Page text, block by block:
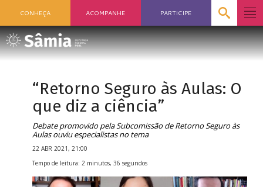
CONHEÇA ACOMPANHE PARTICIPE
“Retorno Seguro às Aulas: O
que diz a ciência”
Debate promovido pela Subcomissão de Retorno Seguro às
Aulas ouviu especialistas no tema
22 ABR 2021, 21:00
Tempo de leitura: 2 minutos, 36 segundos